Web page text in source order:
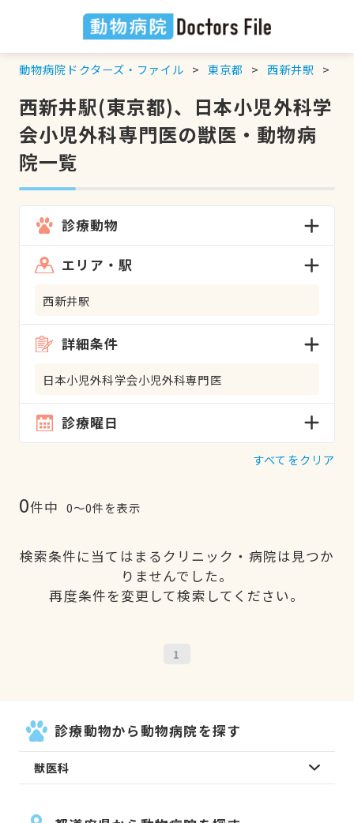
動物病院ドクターズ・ファイル 東京都 西新井駅
西新井駅(東京都)、日本小児外科学
会小児外科専門医の獣医・動物病
院一覧
診療動物
エリア・駅
西新井駅
詳細条件
日本小児外科学会小児外科専門医
診療曜日
すべてをクリア
0件中 0〜0件を表示
検索条件に当てはまるクリニック・病院は見つか
りませんでした。
再度条件を変更して検索してください。
1
診療動物から動物病院を探す
獣医科